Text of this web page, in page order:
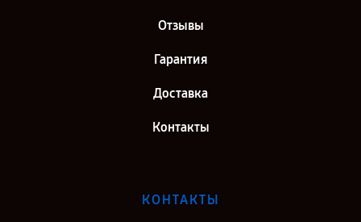
Отзывы
Гарантия
Доставка
Контакты
КОНТАКТЫ